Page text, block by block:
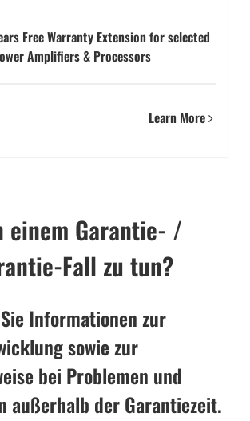
Free Warranty Extension for selected
Amplifiers & Processors
Learn More
einem Garantie- /
Fall zu tun?
Informationen zur
sowie zur
bei Problemen und
außerhalb der Garantiezeit.